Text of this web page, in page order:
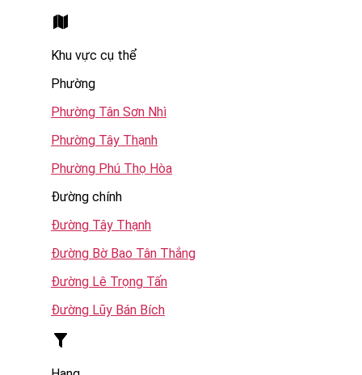
Khu vực cụ thể
Phường
Phường Tân Sơn Nhì
Phường Tây Thạnh
Phường Phú Thọ Hòa
Đường chính
Đường Tây Thạnh
Đường Bờ Bao Tân Thắng
Đường Lê Trọng Tấn
Đường Lũy Bán Bích